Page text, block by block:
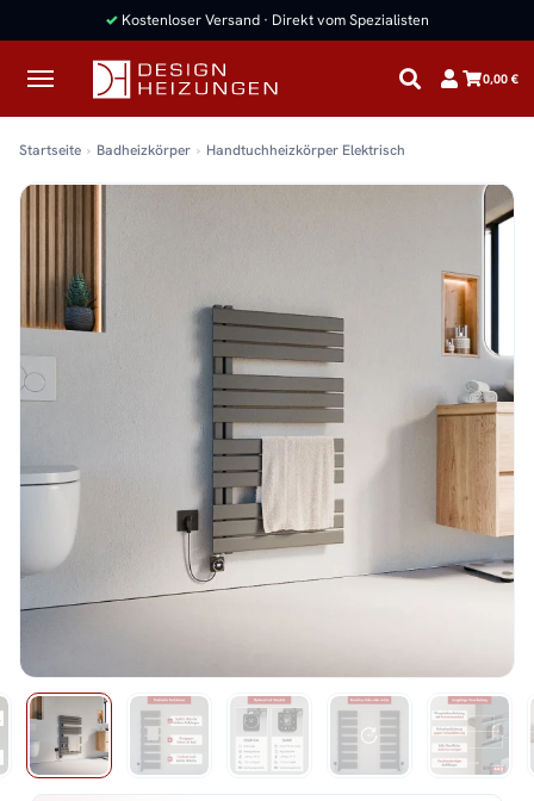
✓ Kostenloser Versand · Direkt vom Spezialisten
0,00 €
Startseite Badheizkörper Handtuchheizkörper Elektrisch